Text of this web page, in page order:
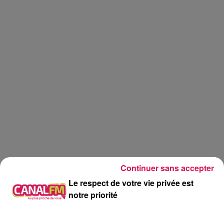
Le respect de votre vie privée est
notre priorité
Continuer sans accepter